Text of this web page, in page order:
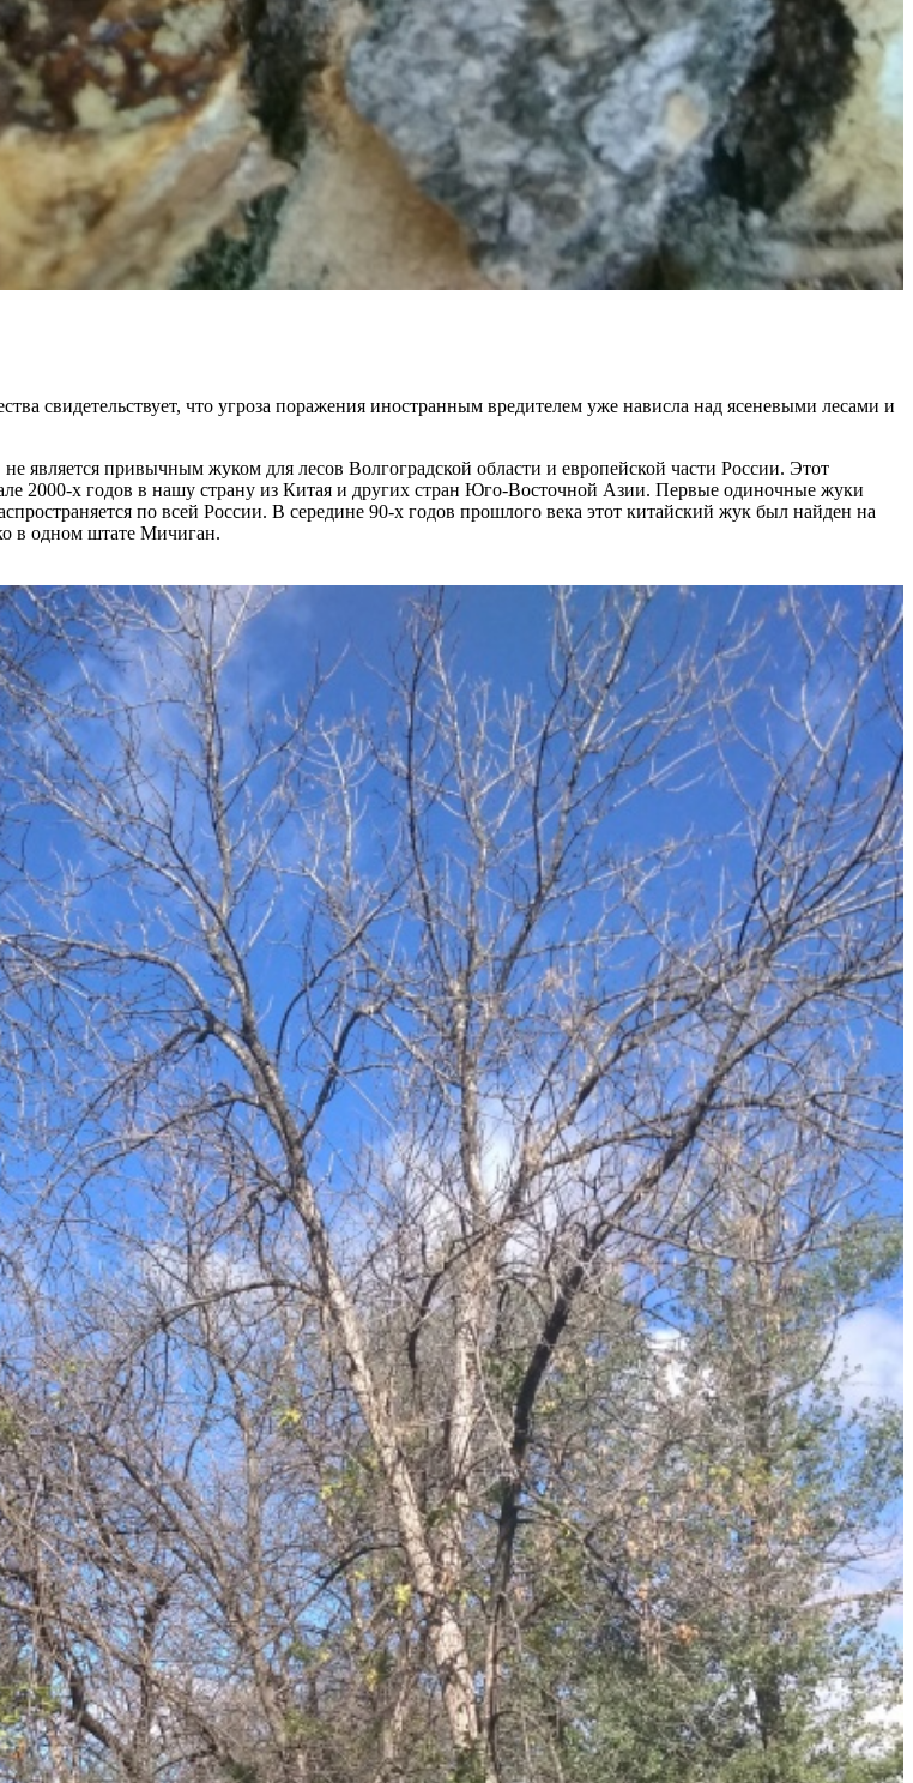
свидетельствует, что угроза поражения иностранным вредителем уже нависла над ясеневыми лесами и
является привычным жуком для лесов Волгоградской области и европейской части России. Этот
2000-х годов в нашу страну из Китая и других стран Юго-Восточной Азии. Первые одиночные жуки
по всей России. В середине 90-х годов прошлого века этот китайский жук был найден на
в одном штате Мичиган.